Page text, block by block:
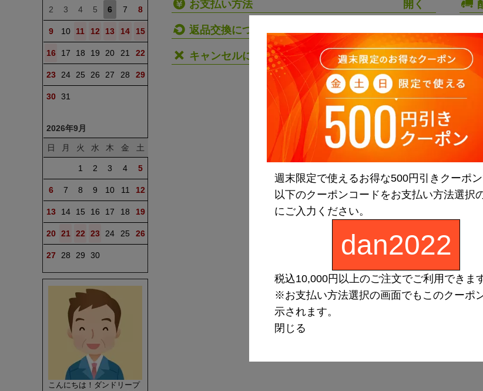
2 3 4 5 6 7 8
9 10 11 12 13 14 15
16 17 18 19 20 21 22
23 24 25 26 27 28 29
30 31
2026年9月
日 月 火 水 木 金 土
1 2 3 4 5
6 7 8 9 10 11 12
13 14 15 16 17 18 19
20 21 22 23 24 25 26
27 28 29 30
こんにちは！ダンドリープ
お支払い方法
返品交換について
キャンセルについて
週末限定で使えるお得な500円引きクーポン
以下のクーポンコードをお支払い方法選択
にご入力ください。
dan2022
税込10,000円以上のご注文でご利用できま
※お支払い方法選択の画面でもこのクーポ
示されます。
閉じる